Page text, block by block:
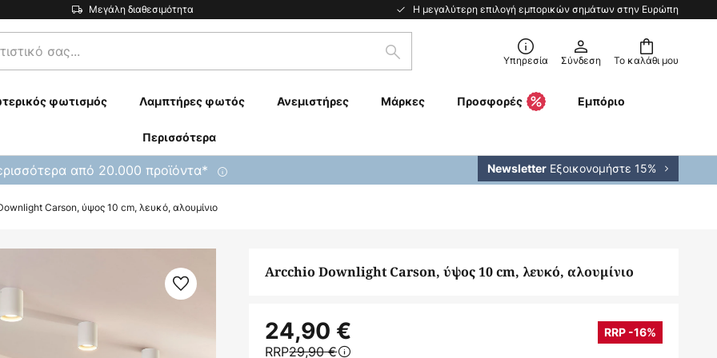
Μεγάλη διαθεσιμότητα Η μεγαλύτερη επιλογή εμπορικών σημάτων στην Ευρώπη
Το καλάθι μου
Αναζήτηση Υπηρεσία Σύνδεση
φωτισμός Λαμπτήρες φωτός Ανεμιστήρες Μάρκες Προσφορές Εμπόριο
Περισσότερα
από 20.000 προϊόντα* Newsletter Εξοικονομήστε 15%
Carson, ύψος 10 cm, λευκό, αλουμίνιο
Arcchio Downlight Carson, ύψος 10 cm, λευκό, αλουμίνιο
24,90 € RRP -16%
RRP29,90 €